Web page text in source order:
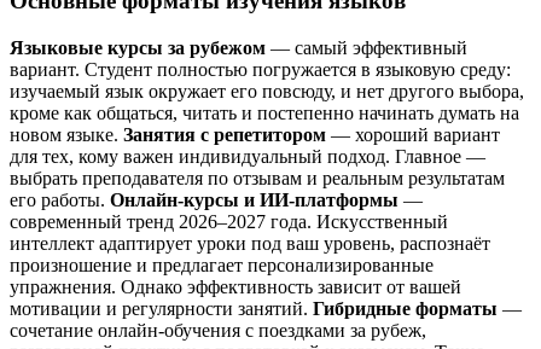
Языковые курсы за рубежом — самый эффективный
вариант. Студент полностью погружается в языковую среду:
изучаемый язык окружает его повсюду, и нет другого выбора,
кроме как общаться, читать и постепенно начинать думать на
новом языке. Занятия с репетитором — хороший вариант
для тех, кому важен индивидуальный подход. Главное —
выбрать преподавателя по отзывам и реальным результатам
его работы. Онлайн-курсы и ИИ-платформы —
современный тренд 2026–2027 года. Искусственный
интеллект адаптирует уроки под ваш уровень, распознаёт
произношение и предлагает персонализированные
упражнения. Однако эффективность зависит от вашей
мотивации и регулярности занятий. Гибридные форматы —
сочетание онлайн-обучения с поездками за рубеж,